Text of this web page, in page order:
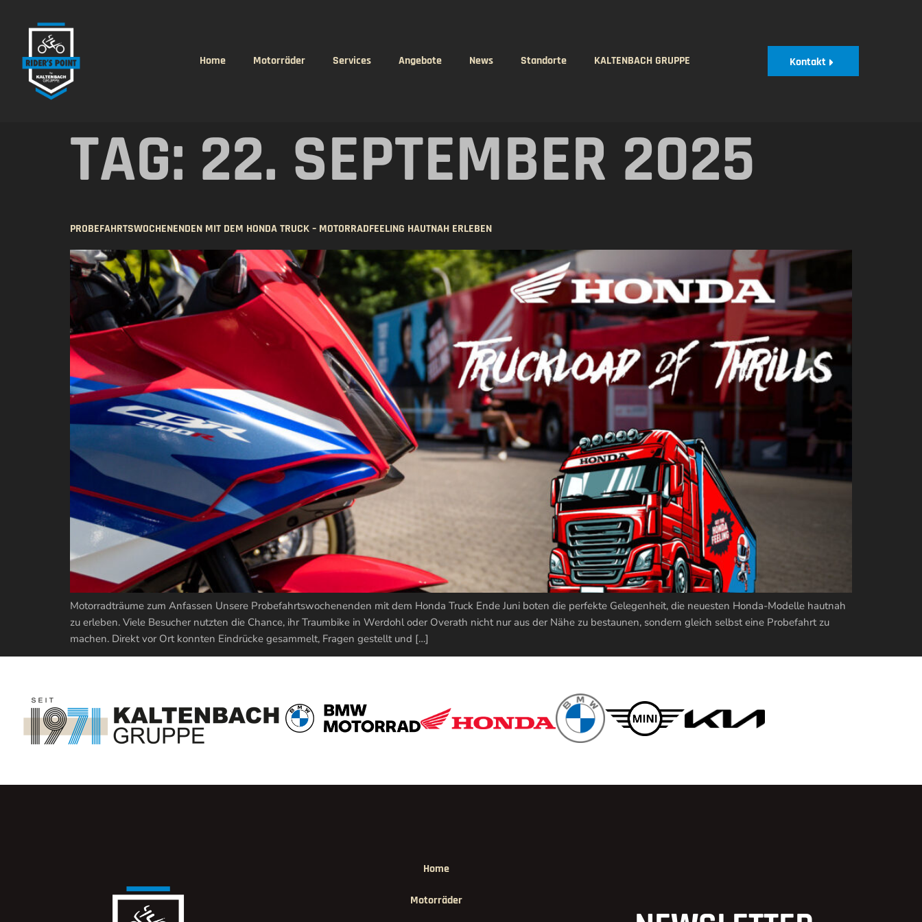
Home Motorräder Services Angebote News Standorte KALTENBACH GRUPPE Kontakt
TAG: 22. SEPTEMBER 2025
PROBEFAHRTSWOCHENENDEN MIT DEM HONDA TRUCK – MOTORRADFEELING HAUTNAH ERLEBEN
Motorradträume zum Anfassen Unsere Probefahrtswochenenden mit dem Honda Truck Ende Juni boten die perfekte Gelegenheit, die neuesten Honda-Modelle hautnah
zu erleben. Viele Besucher nutzten die Chance, ihr Traumbike in Werdohl oder Overath nicht nur aus der Nähe zu bestaunen, sondern gleich selbst eine Probefahrt zu
machen. Direkt vor Ort konnten Eindrücke gesammelt, Fragen gestellt und […]
Home
Motorräder